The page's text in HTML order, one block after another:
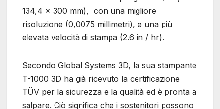
134,4 x 300 mm), con una migliore
risoluzione (0,0075 millimetri), e una più
elevata velocità di stampa (2.6 in / hr).
Secondo Global Systems 3D, la sua stampante
T-1000 3D ha già ricevuto la certificazione
TÜV per la sicurezza e la qualità ed è pronta a
salpare. Ciò significa che i sostenitori possono